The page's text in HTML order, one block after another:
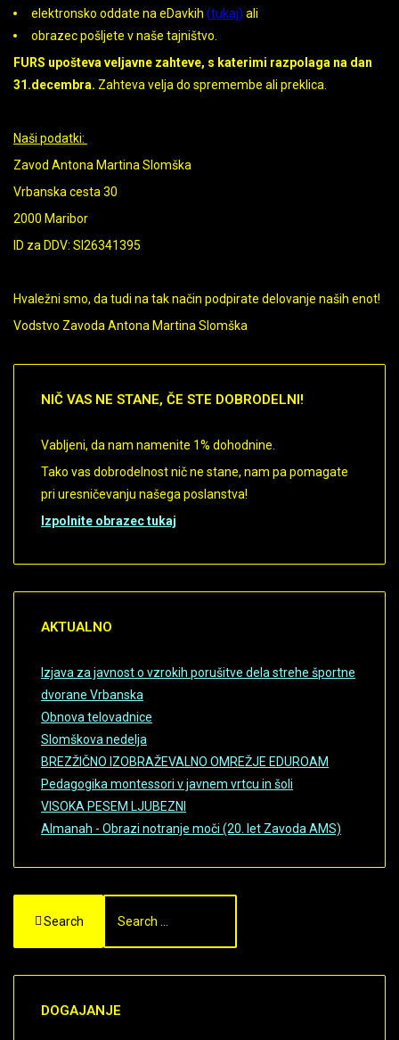
elektronsko oddate na eDavkih (tukaj) ali
obrazec pošljete v naše tajništvo.
FURS upošteva veljavne zahteve, s katerimi razpolaga na dan
31.decembra. Zahteva velja do spremembe ali preklica.
Naši podatki:
Zavod Antona Martina Slomška
Vrbanska cesta 30
2000 Maribor
ID za DDV: SI26341395
Hvaležni smo, da tudi na tak način podpirate delovanje naših enot!
Vodstvo Zavoda Antona Martina Slomška
NIČ VAS NE STANE, ČE STE DOBRODELNI!
Vabljeni, da nam namenite 1% dohodnine.
Tako vas dobrodelnost nič ne stane, nam pa pomagate
pri uresničevanju našega poslanstva!
Izpolnite obrazec tukaj
AKTUALNO
Izjava za javnost o vzrokih porušitve dela strehe športne
dvorane Vrbanska
Obnova telovadnice
Slomškova nedelja
BREZŽIČNO IZOBRAŽEVALNO OMREŽJE EDUROAM
Pedagogika montessori v javnem vrtcu in šoli
VISOKA PESEM LJUBEZNI
Almanah - Obrazi notranje moči (20. let Zavoda AMS)
Search
DOGAJANJE